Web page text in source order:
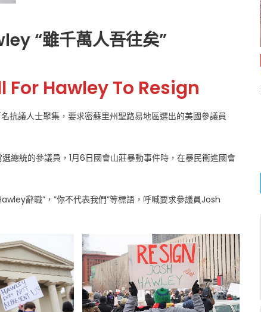
“雖千萬人吾往矣”
Hawley To Resign
抗議人士聚集，要求密蘇里州聖路易地區選出的美國參議員
總統的參議員，1月6日國會山莊暴動事件時，在暴民衝進國會
辭職”，”你不代表我們”等標語，呼喊要求參議員Josh
压计供符合
了解您的数字! 3月21日星期六 上午9点至中午